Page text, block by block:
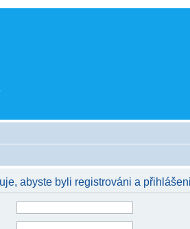
abyste byli registrováni a